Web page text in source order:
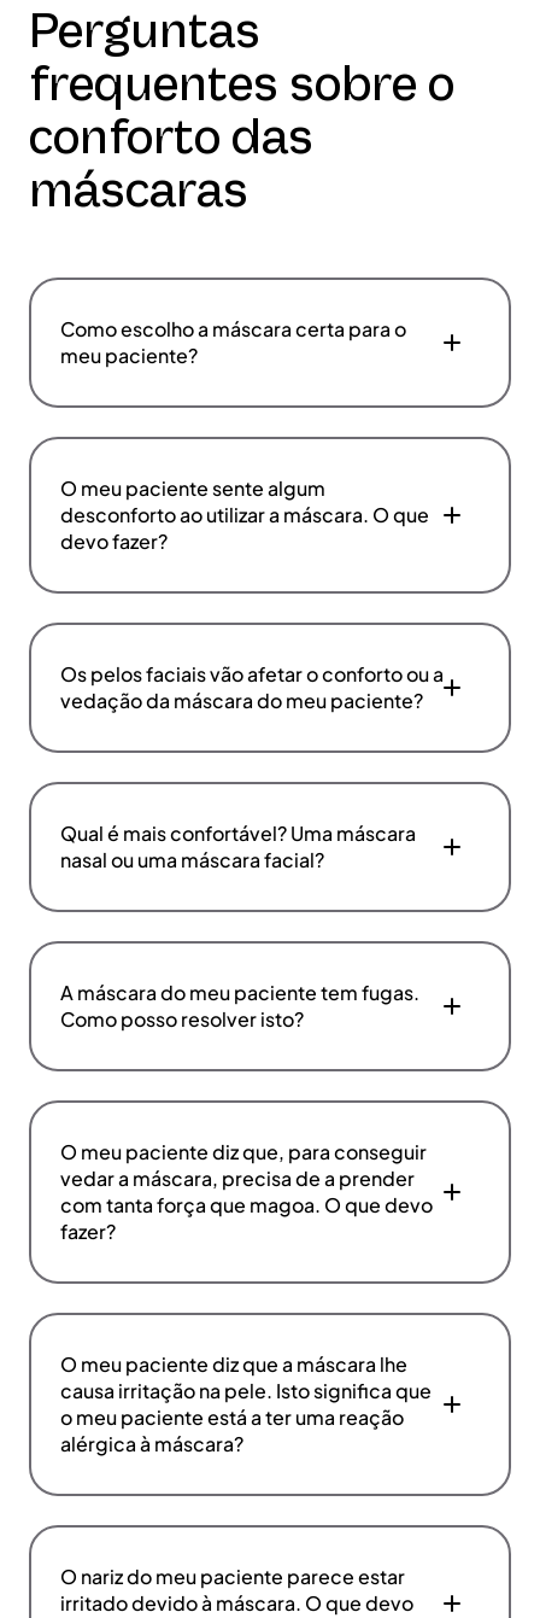
Perguntas
frequentes sobre o
conforto das
máscaras
Como escolho a máscara certa para o
meu paciente?
O meu paciente sente algum
desconforto ao utilizar a máscara. O que
devo fazer?
Os pelos faciais vão afetar o conforto ou a
vedação da máscara do meu paciente?
Qual é mais confortável? Uma máscara
nasal ou uma máscara facial?
A máscara do meu paciente tem fugas.
Como posso resolver isto?
O meu paciente diz que, para conseguir
vedar a máscara, precisa de a prender
com tanta força que magoa. O que devo
fazer?
O meu paciente diz que a máscara lhe
causa irritação na pele. Isto significa que
o meu paciente está a ter uma reação
alérgica à máscara?
O nariz do meu paciente parece estar
irritado devido à máscara. O que devo